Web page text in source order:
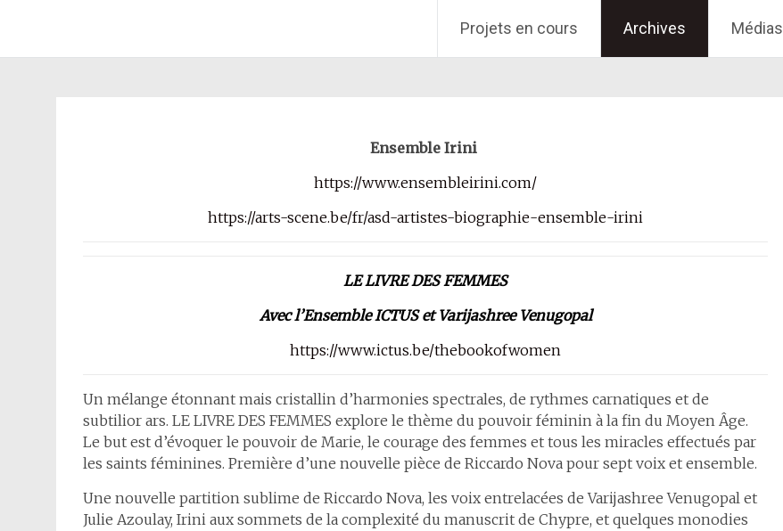
Projets en cours Archives Médias
Ensemble Irini
https://www.ensembleirini.com/
https://arts-scene.be/fr/asd-artistes-biographie-ensemble-irini
LE LIVRE DES FEMMES
Avec l’Ensemble ICTUS et Varijashree Venugopal
https://www.ictus.be/thebookofwomen
Un mélange étonnant mais cristallin d’harmonies spectrales, de rythmes carnatiques et de
subtilior ars. LE LIVRE DES FEMMES explore le thème du pouvoir féminin à la fin du Moyen Âge.
Le but est d’évoquer le pouvoir de Marie, le courage des femmes et tous les miracles effectués par
les saints féminines. Première d’une nouvelle pièce de Riccardo Nova pour sept voix et ensemble.
Une nouvelle partition sublime de Riccardo Nova, les voix entrelacées de Varijashree Venugopal et
Julie Azoulay, Irini aux sommets de la complexité du manuscrit de Chypre, et quelques monodies